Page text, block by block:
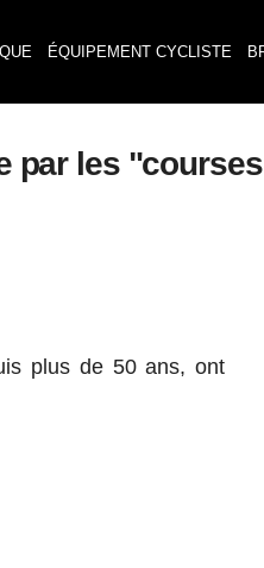
ÉQUIPEMENT CYCLISTE
par les
plus de 50 ans, ont